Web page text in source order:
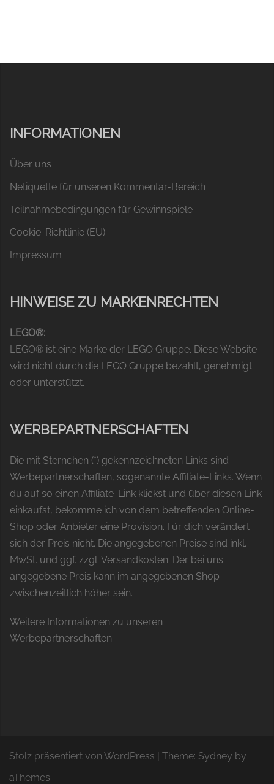
INFORMATIONEN
Über uns
Netiquette für unseren Kommentar-Bereich
Teilnahmebedingungen für Gewinnspiele
Cookie-Richtlinie (EU)
Impressum
HINWEISE ZU MARKENRECHTEN
LEGO®:
LEGO® ist eine Marke der LEGO Gruppe. Diese Website
wird nicht durch die LEGO Gruppe bezahlt, genehmigt
oder unterstützt.
WERBEPARTNERSCHAFTEN
Die mit Sternchen (*) gekennzeichneten Links sind
Werbepartnerschaften, sogenannte Affiliate-Links. Wenn
du auf so einen Affiliate-Link klickst und über diesen Link
einkaufst, bekomme ich von dem betreffenden Online-
Shop oder Anbieter eine Provision. Für dich verändert
sich der Preis nicht. Die angegebenen Preise sind inkl.
MwSt. und ggf. zzgl. Versandkosten. Der bei uns
angegebene Preis kann im angegebenen Shop
zwischenzeitlich höher sein.
Weitere Informationen zu unseren
Werbepartnerschaften
Stolz präsentiert von WordPress | Theme: Sydney by
aThemes.